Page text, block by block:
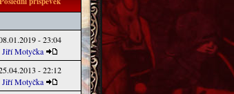
- 23:04
Jiří Motyčka
- 22:12
Jiří Motyčka